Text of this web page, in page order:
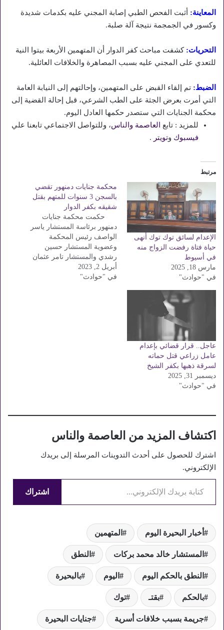
المعاينة: أثبت الفحص الطبي إصابة المجني عليه بكدمات شديدة
وكسور في الجمجمة نتيجة آلة صلبة.
التحريات: كشفت مباحث كفر الدوار أن المتهمين الأربعة بيتوا النية
للتعدي على المجني عليه بسبب المصاهرة والخلافات العائلية.
الضبط: تم إلقاء القبض على المتهمين، وإحالتهم إلى النيابة العامة
التي أمرت بعرض الجثة على الطب الشرعي، قبل إحالة القضية إلى
محكمة الجنايات التي ستصدر حكمها العادل اليوم.
للمزيد : تابع
العاصمة والناس، وللتواصل الاجتماعي تابعنا علي
فيسبوك وتويتر .
مرتبط
الإعدام لسائق توك توك أنهى
حياة فتاة رفضت الزواج منه
في أسيوط
مارس 18, 2025
في "حوادث"
محكمة جنايات دمنهور تقضي
بالسجن 3 سنوات للمتهم بقتل
شقيقه بكفر الدوار
حكمت محكمة جنايات
دمنهور برئاسة المستشار ياسر
الواصف رئيس المحكمة
وعضوية المستشار حسين
رشدي والمستشار تامر عثمان
وسكرتير المحكمة خالد حسين
أبريل 2, 2023
في "حوادث"
عاجل.. قرار قضائي بإعدام
عامل زراعي قتل حماته
لسرقة ذهبها بكفر الشيخ
ديسمبر 31, 2025
في "حوادث"
اكتشاف المزيد من العاصمة والناس
اشترك للحصول على أحدث التدوينات المرسلة إلى بريدك
الإلكتروني.
كتابة بريدك الإلكتروني...
اشتراك
أخبار البحيرة اليوم المتهمين
المستشار خالد محمد بركات النطق
النطق بالحكم اليوم اليوم بالبحيرة
بالحكم بقتـ توك
جريمة بسبب خلافات أسرية جنايات البحيرة